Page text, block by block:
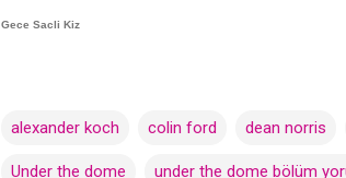
Gece Sacli Kiz
alexander koch colin ford dean norris
Under the dome under the dome bölüm